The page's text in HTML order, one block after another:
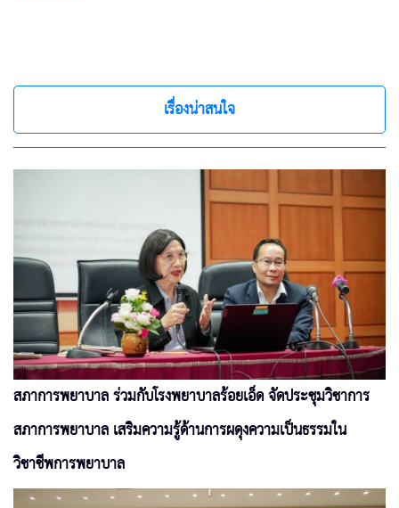
เรื่องน่าสนใจ
สภาการพยาบาล ร่วมกับโรงพยาบาลร้อยเอ็ด จัดประชุมวิชาการ
สภาการพยาบาล เสริมความรู้ด้านการผดุงความเป็นธรรมใน
วิชาชีพการพยาบาล